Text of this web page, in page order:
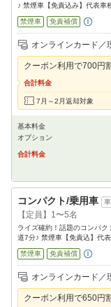
♪ 禁煙車【免責込み】代表車
禁煙車 免責補償
追加可能オプション
（次画
オンラインカード／
クーポン利用で700円
合計料金
7月～2月返却対象
基本料金
オプション
合計料金
コンパクト/乗用車
【定員】1〜5名
ライズ確約！話題のコンパ
道7分♪ 禁煙車【免責込】代
禁煙車 免責補償
追加可能オプション
（次画
オンラインカード／
クーポン利用で650円